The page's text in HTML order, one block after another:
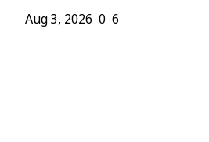
Aug 3, 2026 0 6